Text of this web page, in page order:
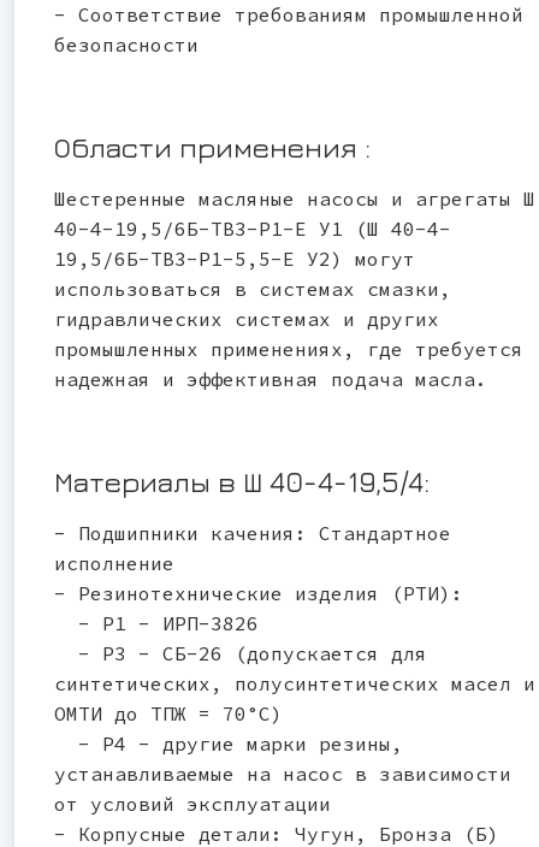
- Соответствие требованиям промышленной
безопасности
Области применения :
Шестеренные масляные насосы и агрегаты Ш
40-4-19,5/6Б-ТВ3-Р1-Е У1 (Ш 40-4-
19,5/6Б-ТВ3-Р1-5,5-Е У2) могут
использоваться в системах смазки,
гидравлических системах и других
промышленных применениях, где требуется
надежная и эффективная подача масла.
Материалы в Ш 40-4-19,5/4:
- Подшипники качения: Стандартное
исполнение
- Резинотехнические изделия (РТИ):
- Р1 - ИРП-3826
- Р3 - СБ-26 (допускается для
синтетических, полусинтетических масел и
ОМТИ до ТПЖ = 70°С)
- Р4 - другие марки резины,
устанавливаемые на насос в зависимости
от условий эксплуатации
- Корпусные детали: Чугун, Бронза (Б)